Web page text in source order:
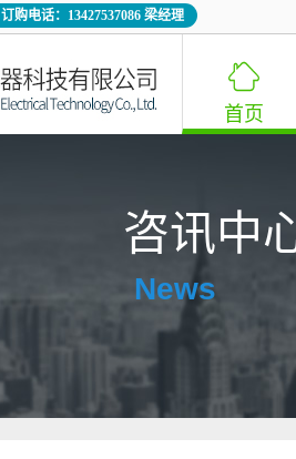
订购电话：13427537086 梁经理

首页
咨讯中
News